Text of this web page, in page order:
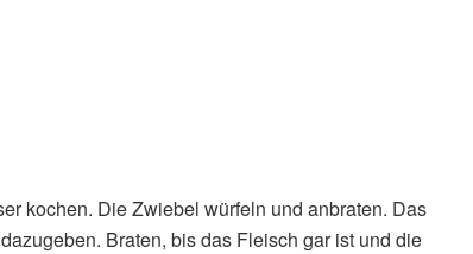
kochen. Die Zwiebel würfeln und anbraten. Das
Braten, bis das Fleisch gar ist und die